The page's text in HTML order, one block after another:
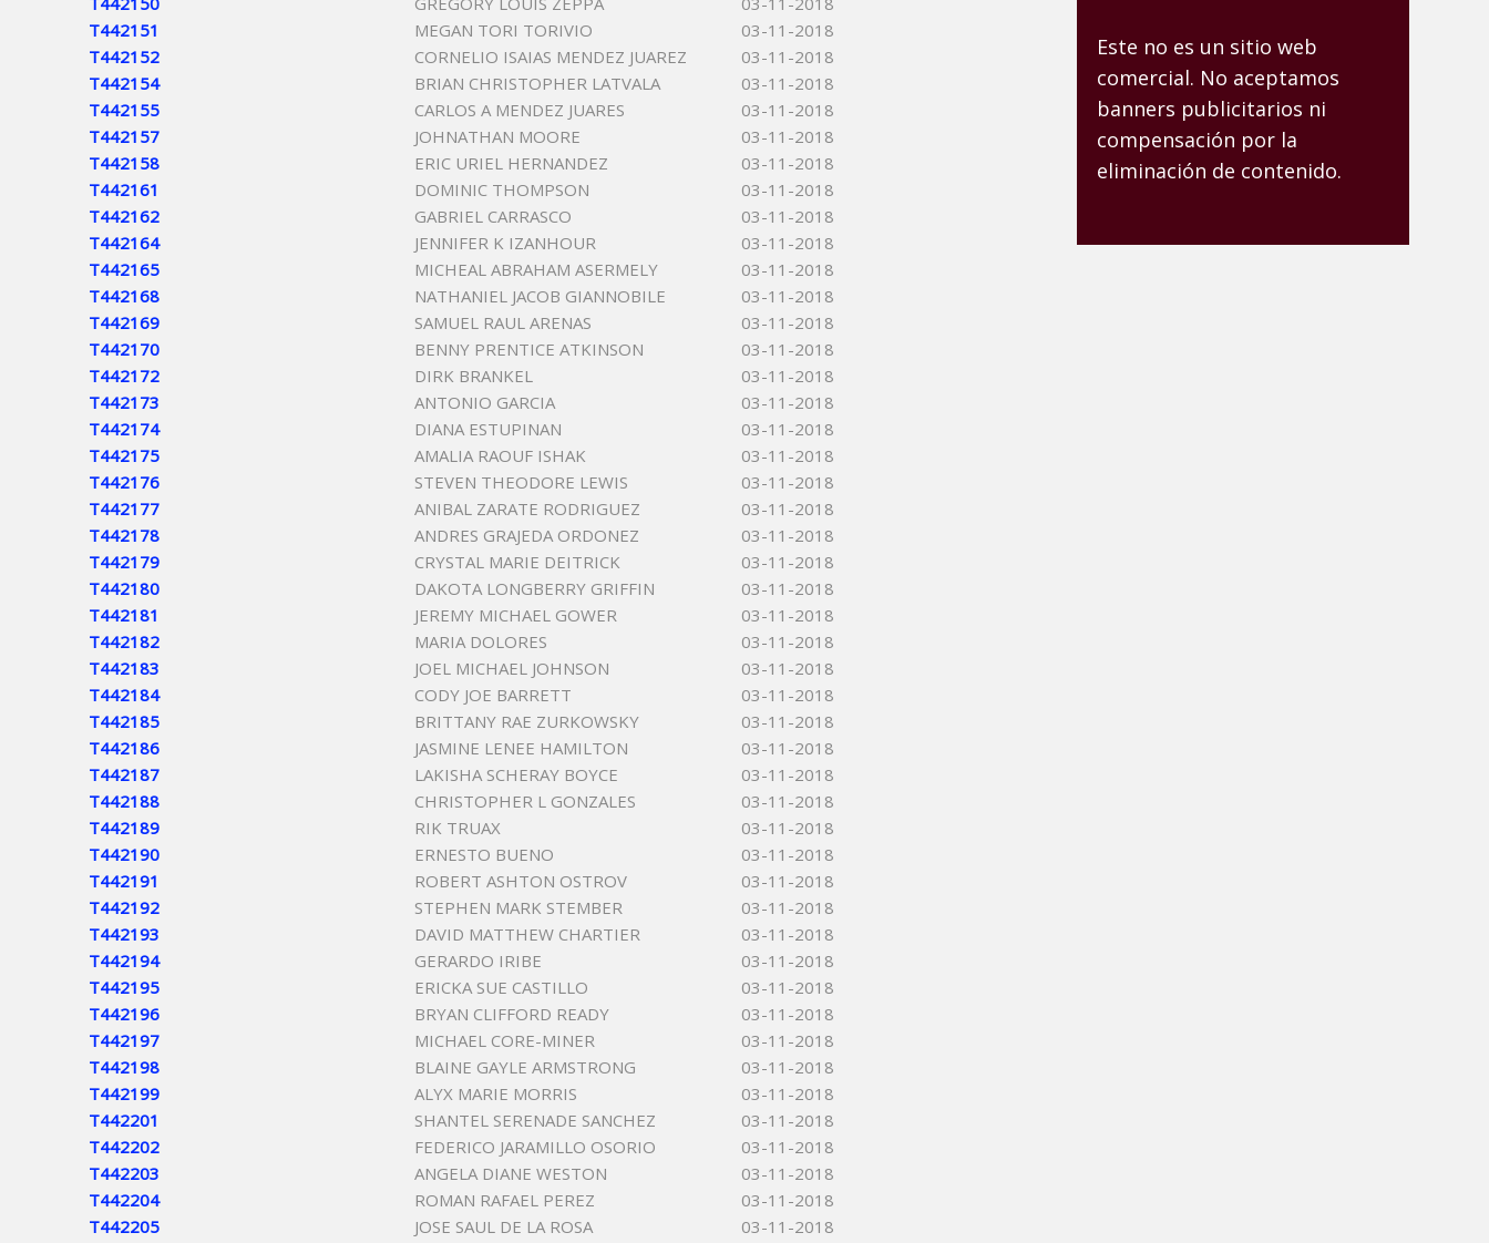
T442151
MEGAN TORI TORIVIO
03-11-2018
T442152
CORNELIO ISAIAS MENDEZ JUAREZ
03-11-2018
T442154
BRIAN CHRISTOPHER LATVALA
03-11-2018
T442155
CARLOS A MENDEZ JUARES
03-11-2018
T442157
JOHNATHAN MOORE
03-11-2018
T442158
ERIC URIEL HERNANDEZ
03-11-2018
T442161
DOMINIC THOMPSON
03-11-2018
T442162
GABRIEL CARRASCO
03-11-2018
T442164
JENNIFER K IZANHOUR
03-11-2018
T442165
MICHEAL ABRAHAM ASERMELY
03-11-2018
T442168
NATHANIEL JACOB GIANNOBILE
03-11-2018
T442169
SAMUEL RAUL ARENAS
03-11-2018
T442170
BENNY PRENTICE ATKINSON
03-11-2018
T442172
DIRK BRANKEL
03-11-2018
T442173
ANTONIO GARCIA
03-11-2018
T442174
DIANA ESTUPINAN
03-11-2018
T442175
AMALIA RAOUF ISHAK
03-11-2018
T442176
STEVEN THEODORE LEWIS
03-11-2018
T442177
ANIBAL ZARATE RODRIGUEZ
03-11-2018
T442178
ANDRES GRAJEDA ORDONEZ
03-11-2018
T442179
CRYSTAL MARIE DEITRICK
03-11-2018
T442180
DAKOTA LONGBERRY GRIFFIN
03-11-2018
T442181
JEREMY MICHAEL GOWER
03-11-2018
T442182
MARIA DOLORES
03-11-2018
T442183
JOEL MICHAEL JOHNSON
03-11-2018
T442184
CODY JOE BARRETT
03-11-2018
T442185
BRITTANY RAE ZURKOWSKY
03-11-2018
T442186
JASMINE LENEE HAMILTON
03-11-2018
T442187
LAKISHA SCHERAY BOYCE
03-11-2018
T442188
CHRISTOPHER L GONZALES
03-11-2018
T442189
RIK TRUAX
03-11-2018
T442190
ERNESTO BUENO
03-11-2018
T442191
ROBERT ASHTON OSTROV
03-11-2018
T442192
STEPHEN MARK STEMBER
03-11-2018
T442193
DAVID MATTHEW CHARTIER
03-11-2018
T442194
GERARDO IRIBE
03-11-2018
T442195
ERICKA SUE CASTILLO
03-11-2018
T442196
BRYAN CLIFFORD READY
03-11-2018
T442197
MICHAEL CORE-MINER
03-11-2018
T442198
BLAINE GAYLE ARMSTRONG
03-11-2018
T442199
ALYX MARIE MORRIS
03-11-2018
T442201
SHANTEL SERENADE SANCHEZ
03-11-2018
T442202
FEDERICO JARAMILLO OSORIO
03-11-2018
T442203
ANGELA DIANE WESTON
03-11-2018
T442204
ROMAN RAFAEL PEREZ
03-11-2018
T442205
JOSE SAUL DE LA ROSA
03-11-2018
Este no es un sitio web
comercial. No aceptamos
banners publicitarios ni
compensación por la
eliminación de contenido.